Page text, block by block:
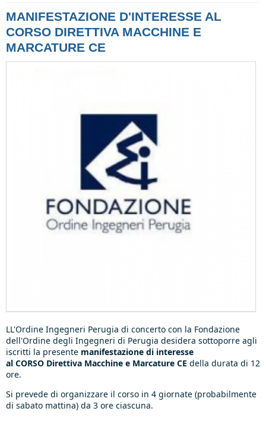
MANIFESTAZIONE D'INTERESSE AL
CORSO DIRETTIVA MACCHINE E
MARCATURE CE
LL'Ordine Ingegneri Perugia di concerto con la Fondazione
dell'Ordine degli Ingegneri di Perugia desidera sottoporre agli
iscritti la presente manifestazione di interesse
al CORSO Direttiva Macchine e Marcature CE della durata di 12
ore.
Si prevede di organizzare il corso in 4 giornate (probabilmente
di sabato mattina) da 3 ore ciascuna.